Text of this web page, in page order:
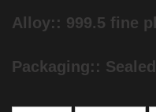
Alloy:: 999.5 fine
Packaging::